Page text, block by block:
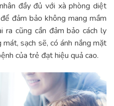
đầy đủ với xà phòng diệt
đảm bảo không mang mầm
ra cũng cần đảm bảo cách ly
sạch sẽ, có ánh nắng mặt
của trẻ đạt hiệu quả cao.